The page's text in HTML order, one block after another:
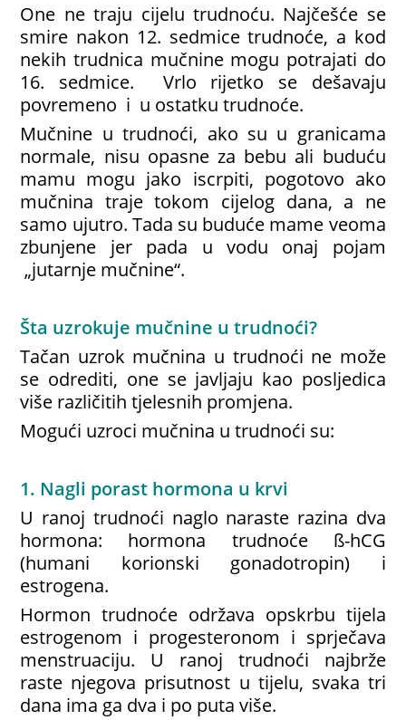
One ne traju cijelu trudnoću. Najčešće se
smire nakon 12. sedmice trudnoće, a kod
nekih trudnica mučnine mogu potrajati do
16. sedmice. Vrlo rijetko se dešavaju
povremeno i u ostatku trudnoće.
Mučnine u trudnoći, ako su u granicama
normale, nisu opasne za bebu ali buduću
mamu mogu jako iscrpiti, pogotovo ako
mučnina traje tokom cijelog dana, a ne
samo ujutro. Tada su buduće mame veoma
zbunjene jer pada u vodu onaj pojam
„jutarnje mučnine“.
Šta uzrokuje mučnine u trudnoći?
Tačan uzrok mučnina u trudnoći ne može
se odrediti, one se javljaju kao posljedica
više različitih tjelesnih promjena.
Mogući uzroci mučnina u trudnoći su:
1. Nagli porast hormona u krvi
U ranoj trudnoći naglo naraste razina dva
hormona: hormona trudnoće ß-hCG
(humani korionski gonadotropin) i
estrogena.
Hormon trudnoće održava opskrbu tijela
estrogenom i progesteronom i sprječava
menstruaciju. U ranoj trudnoći najbrže
raste njegova prisutnost u tijelu, svaka tri
dana ima ga dva i po puta više.